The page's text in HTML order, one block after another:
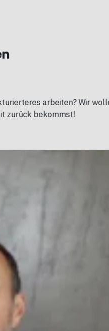
arbeiten? Wir
zurück bekommst!